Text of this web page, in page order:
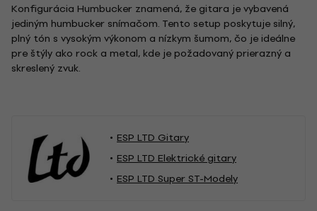
Konfigurácia Humbucker znamená, že gitara je vybavená
jediným humbucker snímačom. Tento setup poskytuje silný,
plný tón s vysokým výkonom a nízkym šumom, čo je ideálne
pre štýly ako rock a metal, kde je požadovaný prierazný a
skreslený zvuk.
ESP LTD Gitary
ESP LTD Elektrické gitary
ESP LTD Super ST-Modely